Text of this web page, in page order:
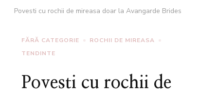
Povesti cu rochii de mireasa doar la Avangarde Brides
FĂRĂ CATEGORIE
ROCHII DE MIREASA
TENDINTE
Povesti cu rochii de